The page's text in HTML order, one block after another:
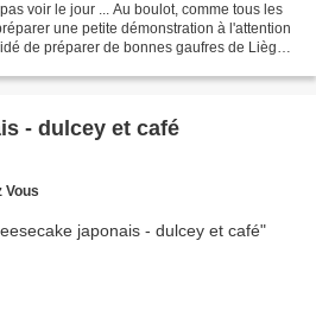
voir le jour ... Au boulot, comme tous les
une petite démonstration à l'attention
de préparer de bonnes gaufres de Liège
- dulcey et café
Vous